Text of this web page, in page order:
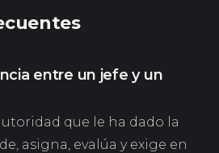
entre un jefe y un
que le ha dado la
asigna, evalúa y exige en